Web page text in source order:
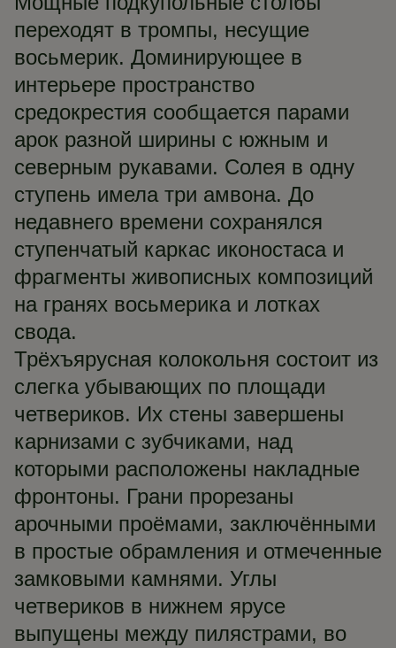
переходят в тромпы, несущие
восьмерик. Доминирующее в
интерьере пространство
средокрестия сообщается парами
арок разной ширины с южным и
северным рукавами. Солея в одну
ступень имела три амвона. До
недавнего времени сохранялся
ступенчатый каркас иконостаса и
фрагменты живописных композиций
на гранях восьмерика и лотках
свода.
Трёхъярусная колокольня состоит из
слегка убывающих по площади
четвериков. Их стены завершены
карнизами с зубчиками, над
которыми расположены накладные
фронтоны. Грани прорезаны
арочными проёмами, заключёнными
в простые обрамления и отмеченные
замковыми камнями. Углы
четвериков в нижнем ярусе
выпущены между пилястрами, во